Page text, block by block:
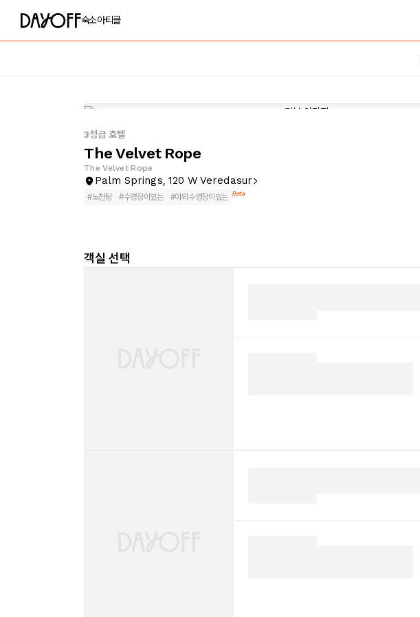
숙소아티클
3성급 호텔
The Velvet Rope
The Velvet Rope
Palm Springs, 120 W Veredasur
#노천탕 #수영장이있는 #야외수영장이있는 Beta
객실 선택